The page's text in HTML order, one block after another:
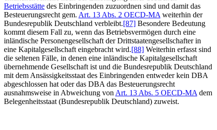
Betriebsstätte des Einbringenden zuzuordnen sind und damit das
Besteuerungsrecht gem. Art. 13 Abs. 2 OECD-MA weiterhin der
Bundesrepublik Deutschland verbleibt.[87] Besondere Bedeutung
kommt diesem Fall zu, wenn das Betriebsvermögen durch eine
inländische Personengesellschaft der Drittstaatengesellschafter in
eine Kapitalgesellschaft eingebracht wird.[88] Weiterhin erfasst sind
die seltenen Fälle, in denen eine inländische Kapitalgesellschaft
übernehmende Gesellschaft ist und die Bundesrepublik Deutschland
mit dem Ansässigkeitsstaat des Einbringenden entweder kein DBA
abgeschlossen hat oder das DBA das Besteuerungsrecht
ausnahmsweise in Abweichung von Art. 13 Abs. 5 OECD-MA dem
Belegenheitsstaat (Bundesrepublik Deutschland) zuweist.